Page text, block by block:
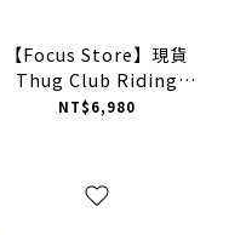
【Focus Store】現貨
Thug Club Riding
Skull Knit Sweater
NT$6,980